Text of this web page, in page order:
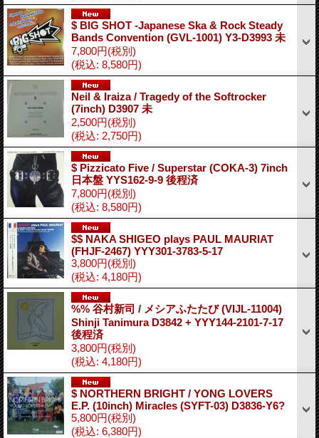
$ BIG SHOT -Japanese Ska & Rock Steady
Bands Convention (GVL-1001) Y3-D3993 未
7,800円(税別)
(税込: 8,580円)
Neil & Iraiza / Tragedy of the Softrocker
(7inch) D3907 未
2,500円(税別)
(税込: 2,750円)
$ Pizzicato Five ‎/ Superstar (COKA-3) 7inch
日本盤 YYS162-9-9 後程済
7,800円(税別)
(税込: 8,580円)
$$ NAKA SHIGEO plays PAUL MAURIAT
(FHJF-2467) YYY301-3783-5-17
3,800円(税別)
(税込: 4,180円)
%% 谷村新司 / メシアふたたび (VIJL-11004)
Shinji Tanimura D3842 + YYY144-2101-7-17
後程済
3,800円(税別)
(税込: 4,180円)
$ NORTHERN BRIGHT / YONG LOVERS
E.P. (10inch) Miracles (SYFT-03) D3836-Y6?
5,800円(税別)
(税込: 6,380円)